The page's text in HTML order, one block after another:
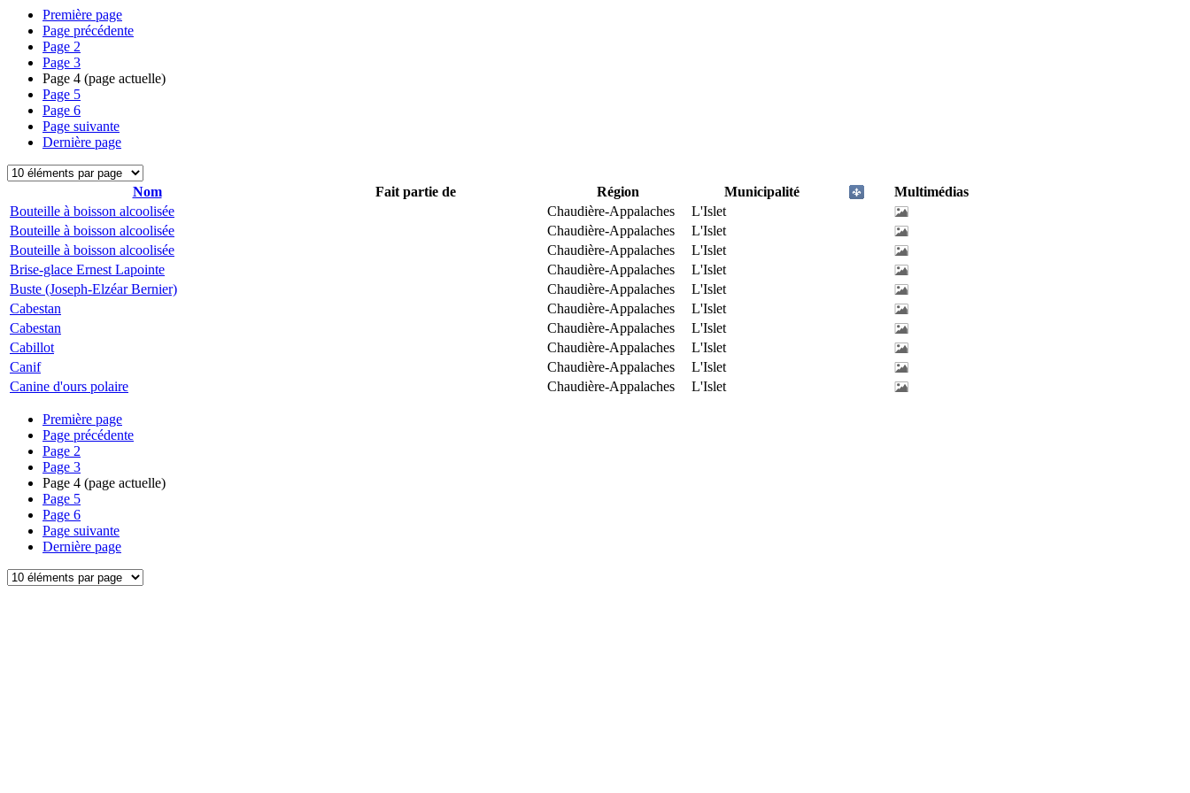
Première page
Page précédente
Page 2
Page 3
Page 4 (page actuelle)
Page 5
Page 6
Page suivante
Dernière page
Nom Fait partie de Région Municipalité
Multimédias
Bouteille à boisson alcoolisée
Chaudière-Appalaches
L'Islet
Bouteille à boisson alcoolisée
Chaudière-Appalaches
L'Islet
Bouteille à boisson alcoolisée
Chaudière-Appalaches
L'Islet
Brise-glace Ernest Lapointe
Chaudière-Appalaches
L'Islet
Buste (Joseph-Elzéar Bernier)
Chaudière-Appalaches
L'Islet
Cabestan
Chaudière-Appalaches
L'Islet
Cabestan
Chaudière-Appalaches
L'Islet
Cabillot
Chaudière-Appalaches
L'Islet
Canif
Chaudière-Appalaches
L'Islet
Canine d'ours polaire
Chaudière-Appalaches L'Islet
Première page
Page précédente
Page 2
Page 3
Page 4 (page actuelle)
Page 5
Page 6
Page suivante
Dernière page